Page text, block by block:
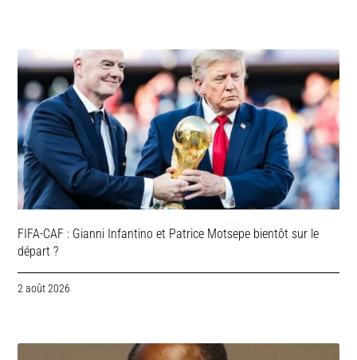
FIFA-CAF : Gianni Infantino et Patrice Motsepe bientôt sur le
départ ?
2 août 2026